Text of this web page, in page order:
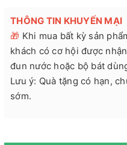
THÔNG TIN KHUYẾN MẠI
🎁 Khi mua bất kỳ sản
khách có cơ hội được nhận
đun nước hoặc bộ bát
Lưu ý: Quà tặng có hạn,
sớm.